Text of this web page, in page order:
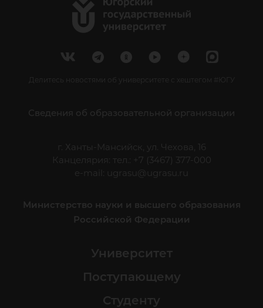
Делитесь новостями об университете с хештегом #ЮГУ
Сведения об образовательной организации
г. Ханты-Мансийск, ул. Чехова, 16
Канцелярия: тел.: +7 (3467) 377-000
e-mail:
ugrasu@ugrasu.ru
Министерство науки и высшего образования
Российской Федерации
Университет
Поступающему
Студенту